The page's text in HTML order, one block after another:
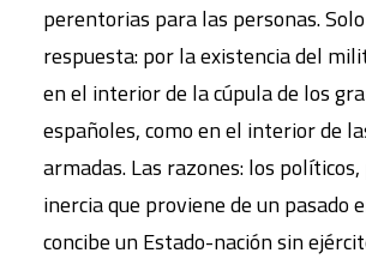
perentorias para las personas.
respuesta: por la existencia del
en el interior de la cúpula de los
españoles, como en el interior de
armadas. Las razones: los
inercia que proviene de un pasado
concibe un Estado-nación sin